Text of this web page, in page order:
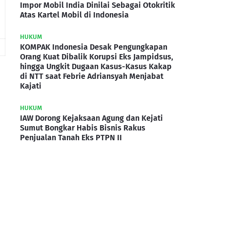
Impor Mobil India Dinilai Sebagai Otokritik
Atas Kartel Mobil di Indonesia
HUKUM
KOMPAK Indonesia Desak Pengungkapan
Orang Kuat Dibalik Korupsi Eks Jampidsus,
hingga Ungkit Dugaan Kasus-Kasus Kakap
di NTT saat Febrie Adriansyah Menjabat
Kajati
HUKUM
IAW Dorong Kejaksaan Agung dan Kejati
Sumut Bongkar Habis Bisnis Rakus
Penjualan Tanah Eks PTPN II